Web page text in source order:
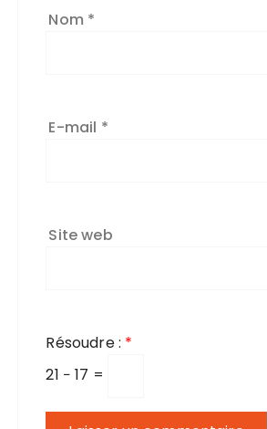
Nom *
E-mail *
Site web
Résoudre : *
21 − 17 =